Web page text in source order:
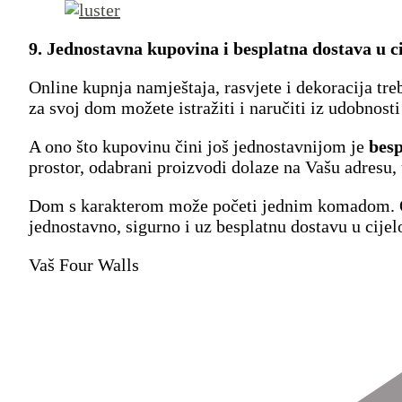
9. Jednostavna kupovina i besplatna dostava u
Online kupnja namještaja, rasvjete i dekoracija
za svoj dom možete istražiti i naručiti iz
A ono što kupovinu čini još jednostavnijom je
prostor, odabrani proizvodi dolaze na Vašu
Dom s karakterom može početi jednim
jednostavno, sigurno i uz besplatnu dostavu u
Vaš Four Walls